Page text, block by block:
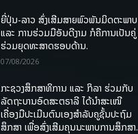
ຍີ່ປຸ່ນ-ລາວ ສົ່ງເສີມສາຍພົວພັນມິດຕະພາບ
ແລະ ການຮ່ວມມືອັນດີງາມ ກໍຄືການເປັນຄູ່
ຮ່ວມຍຸດທະສາດຮອບດ້ານ.
07/08/2026
ກະຊວງສຶກສາທິການ ແລະ ກິລາ ຮ່ວມກັບ
ລັດຖະບານອົດສະຕຣາລີ ໄດ້ນຳສະເໜີ
ເຄື່ອງມືປະເມີນຕົນເອງສຳລັບຄູຊັ້ນປະຖົມ
ສຶກສາ ເພື່ອສົ່ງເສີມຄຸນນະພາບການສຶກສາ.